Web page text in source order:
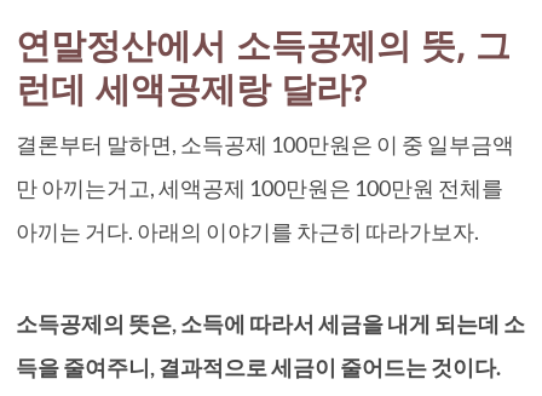
연말정산에서 소득공제의 뜻, 그
런데 세액공제랑 달라?
결론부터 말하면, 소득공제 100만원은 이 중 일부금액
만 아끼는거고, 세액공제 100만원은 100만원 전체를
아끼는 거다. 아래의 이야기를 차근히 따라가보자.
소득공제의 뜻은, 소득에 따라서 세금을 내게 되는데 소
득을 줄여주니, 결과적으로 세금이 줄어드는 것이다.